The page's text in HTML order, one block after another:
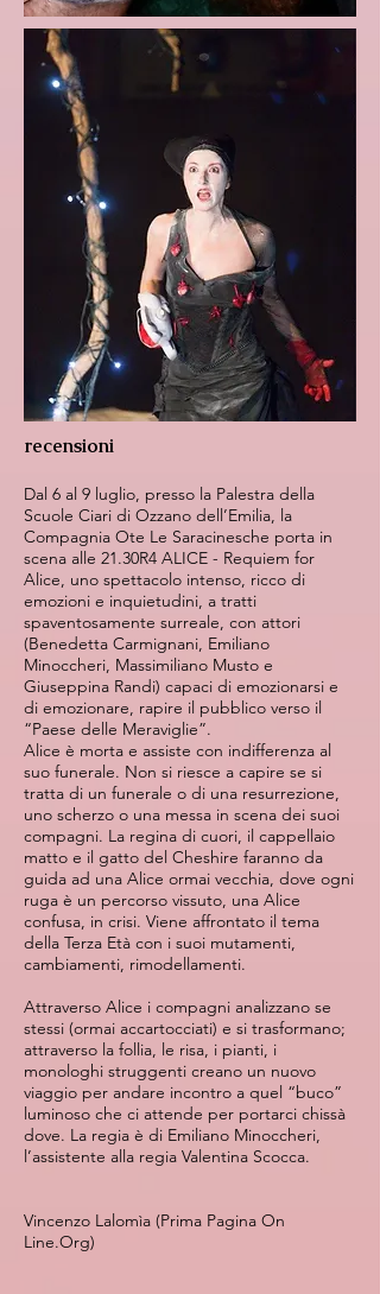
recensioni
Dal 6 al 9 luglio, presso la Palestra della
Scuole Ciari di Ozzano dell’Emilia, la
Compagnia Ote Le Saracinesche porta in
scena alle 21.30R4 ALICE - Requiem for
Alice, uno spettacolo intenso, ricco di
emozioni e inquietudini, a tratti
spaventosamente surreale, con attori
(Benedetta Carmignani, Emiliano
Minoccheri, Massimiliano Musto e
Giuseppina Randi) capaci di emozionarsi e
di emozionare, rapire il pubblico verso il
“Paese delle Meraviglie”.
Alice è morta e assiste con indifferenza al
suo funerale. Non si riesce a capire se si
tratta di un funerale o di una resurrezione,
uno scherzo o una messa in scena dei suoi
compagni. La regina di cuori, il cappellaio
matto e il gatto del Cheshire faranno da
guida ad una Alice ormai vecchia, dove ogni
ruga è un percorso vissuto, una Alice
confusa, in crisi. Viene affrontato il tema
della Terza Età con i suoi mutamenti,
cambiamenti, rimodellamenti.
Attraverso Alice i compagni analizzano se
stessi (ormai accartocciati) e si trasformano;
attraverso la follia, le risa, i pianti, i
monologhi struggenti creano un nuovo
viaggio per andare incontro a quel “buco”
luminoso che ci attende per portarci chissà
dove. La regia è di Emiliano Minoccheri,
l’assistente alla regia Valentina Scocca.
Vincenzo Lalomìa (Prima Pagina On
Line.Org)